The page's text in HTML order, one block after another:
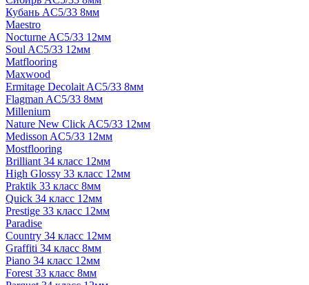
Кубань AC5/33 8мм
Maestro
Nocturne AC5/33 12мм
Soul AC5/33 12мм
Matflooring
Maxwood
Ermitage Decolait AC5/33 8мм
Flagman AC5/33 8мм
Millenium
Nature New Click AC5/33 12мм
Medisson AC5/33 12мм
Mostflooring
Brilliant 34 класс 12мм
High Glossy 33 класс 12мм
Praktik 33 класс 8мм
Quick 34 класс 12мм
Prestige 33 класс 12мм
Paradise
Country 34 класс 12мм
Graffiti 34 класс 8мм
Piano 34 класс 12мм
Forest 33 класс 8мм